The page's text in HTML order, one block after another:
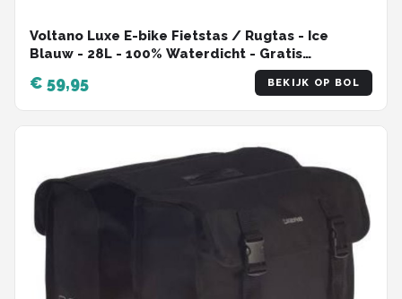
Voltano Luxe E-bike Fietstas / Rugtas - Ice
Blauw - 28L - 100% Waterdicht - Gratis
Schouderband - Met Groot Laptop Vak
€ 59,95 BEKIJK OP BOL